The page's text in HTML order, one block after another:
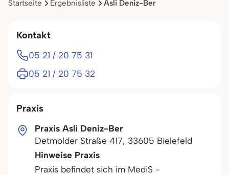
Startseite Ergebnisliste Asli Deniz-Ber
Praxis
Praxis Asli Deniz-Ber
Detmolder Straße 417, 33605 Bielefeld
Hinweise Praxis
Praxis befindet sich im MediS -
Kontakt
05 21 / 20 75 31
05 21 / 20 75 32